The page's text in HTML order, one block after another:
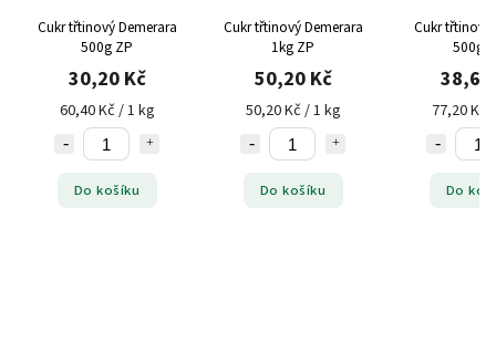
Cukr třtinový Demerara
500g ZP
30,20 Kč
60,40 Kč / 1 kg
Do košíku
Cukr třtinový Demerara
1kg ZP
50,20 Kč
50,20 Kč / 1 kg
Do košíku
Cukr
500g
38,60
77,20 Kč
Do